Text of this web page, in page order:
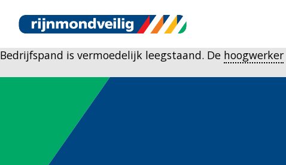
Bedrijfspand is vermoedelijk leegstaand. De hoogwerker